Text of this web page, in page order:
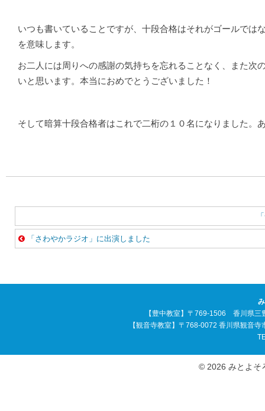
いつも書いていることですが、十段合格はそれがゴールでは
を意味します。
お二人には周りへの感謝の気持ちを忘れることなく、また次
いと思います。本当におめでとうございました！
そして暗算十段合格者はこれで二桁の１０名になりました。
「さわやかラジオ」に出演しました
【豊中教室】〒769-1506 香川県
【観音寺教室】〒768-0072 香川県観音
© 2026 みとよそ